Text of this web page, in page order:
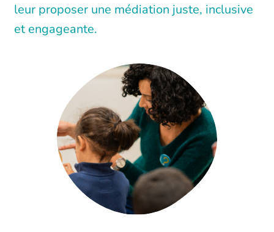
leur proposer une médiation juste, inclusive
et engageante.